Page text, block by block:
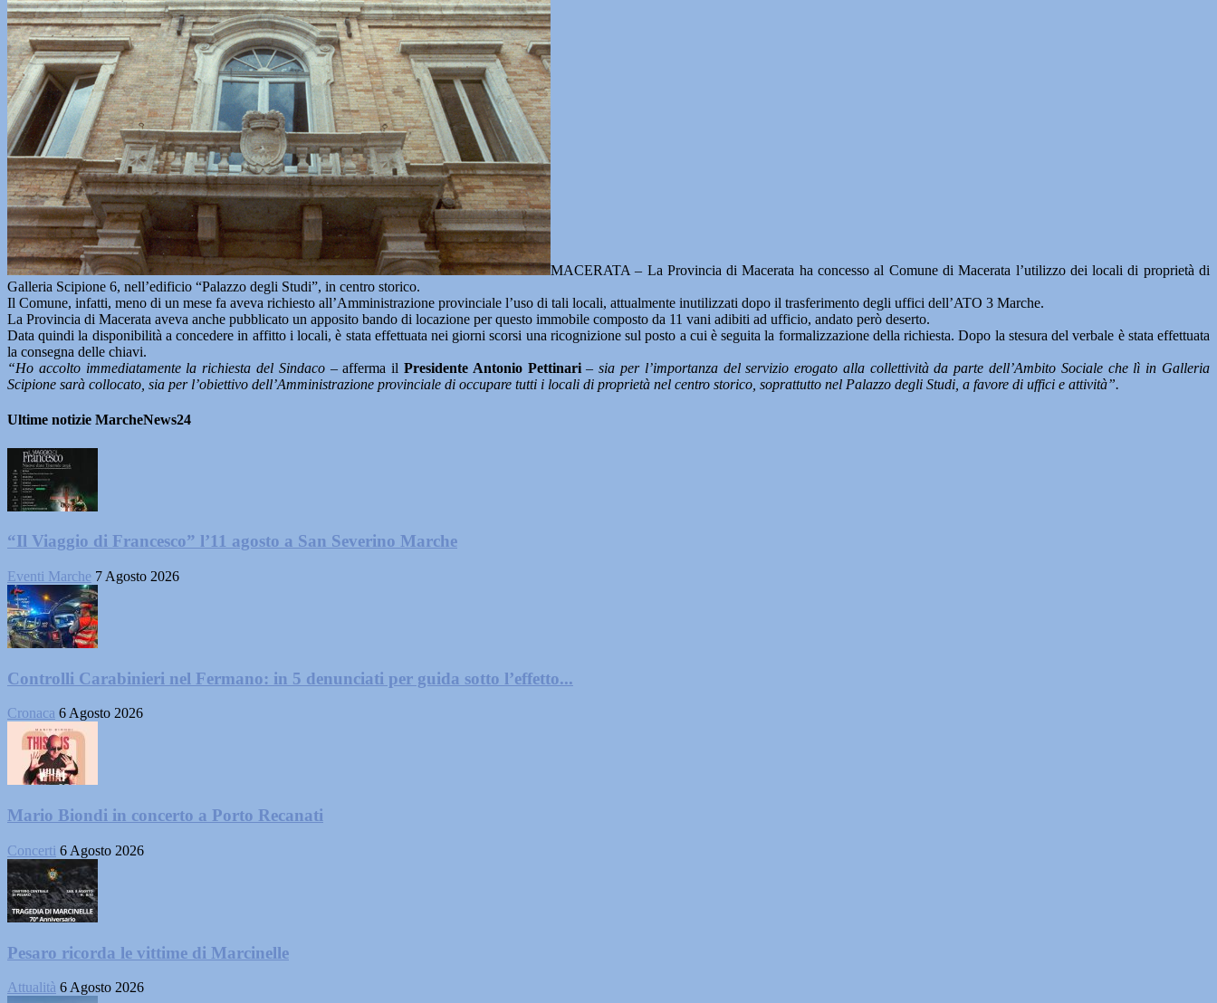
MACERATA – La Provincia di Macerata ha concesso al Comune di Macerata l’utilizzo dei locali di proprietà di
Galleria Scipione 6, nell’edificio “Palazzo degli Studi”, in centro storico.
Il Comune, infatti, meno di un mese fa aveva richiesto all’Amministrazione provinciale l’uso di tali locali, attualmente inutilizzati dopo il trasferimento degli uffici dell’ATO 3 Marche.
La Provincia di Macerata aveva anche pubblicato un apposito bando di locazione per questo immobile composto da 11 vani adibiti ad ufficio, andato però deserto.
Data quindi la disponibilità a concedere in affitto i locali, è stata effettuata nei giorni scorsi una ricognizione sul posto a cui è seguita la formalizzazione della richiesta. Dopo la stesura del verbale è stata effettuata
la consegna delle chiavi.
“Ho accolto immediatamente la richiesta del Sindaco– afferma il Presidente Antonio Pettinari– sia per l’importanza del servizio erogato alla collettività da parte dell’Ambito Sociale che lì in Galleria
Scipione sarà collocato, sia per l’obiettivo dell’Amministrazione provinciale di occupare tutti i locali di proprietà nel centro storico, soprattutto nel Palazzo degli Studi, a favore di uffici e attività”.
Ultime notizie MarcheNews24
“Il Viaggio di Francesco” l’11 agosto a San Severino Marche
Eventi Marche 7 Agosto 2026
Controlli Carabinieri nel Fermano: in 5 denunciati per guida sotto l’effetto...
Cronaca 6 Agosto 2026
Mario Biondi in concerto a Porto Recanati
Concerti 6 Agosto 2026
Pesaro ricorda le vittime di Marcinelle
Attualità 6 Agosto 2026